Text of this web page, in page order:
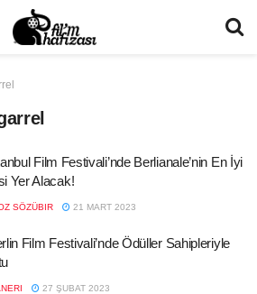
Film Festivali’nde Berlianale’nin En İyi
Yer Alacak!
SÖZÜBIR 21 MART 2023
Film Festivali’nde Ödüller Sahipleriyle
27 ŞUBAT 2023